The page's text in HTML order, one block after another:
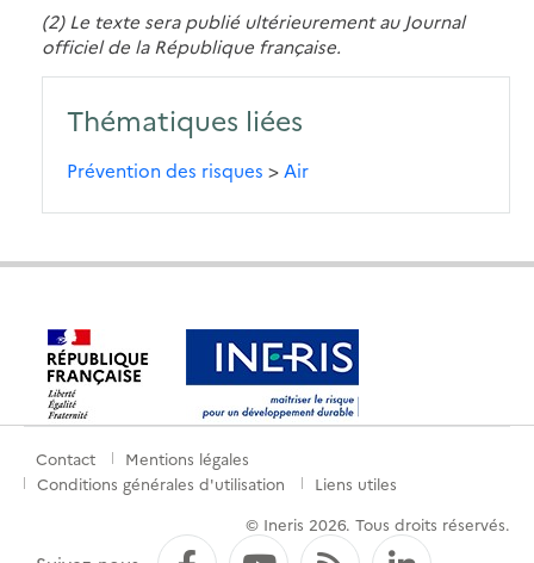
(2) Le texte sera publié ultérieurement au Journal
officiel de la République française.
Thématiques liées
Prévention des risques > Air
Menu
Contact
Mentions légales
Conditions générales d'utilisation
Liens utiles
© Ineris 2026. Tous droits réservés.